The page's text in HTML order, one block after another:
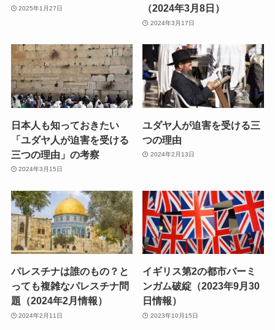
2025年1月27日
（2024年3月8日）
2024年3月17日
日本人も知っておきたい
「ユダヤ人が迫害を受ける
三つの理由」の考察
2024年3月15日
ユダヤ人が迫害を受ける三
つの理由
2024年2月13日
パレスチナは誰のもの？と
っても複雑なパレスチナ問
題（2024年2月情報）
2024年2月11日
イギリス第2の都市バーミ
ンガム破綻（2023年9月30
日情報）
2023年10月15日